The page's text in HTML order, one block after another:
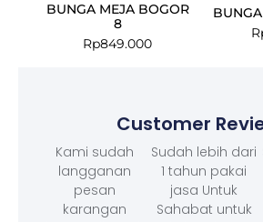
BUNGA MEJA BOGOR
8
Rp849.000
Customer
Kami sudah
langganan
pesan
karangan
Sudah lebih dari
1 tahun pakai
jasa Untuk
Sahabat untuk